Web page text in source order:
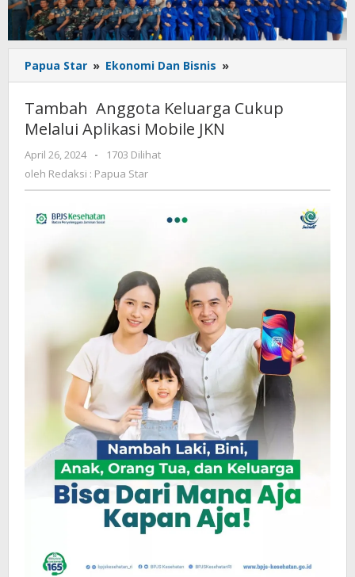
Papua Star » Ekonomi Dan Bisnis »
Anggota
Cukup
Tambah Anggota Keluarga Cukup
Melalui Aplikasi Mobile JKN
April 26, 2024
oleh
Redaksi
Star
-
1703 Dilihat
oleh Redaksi : Papua Star